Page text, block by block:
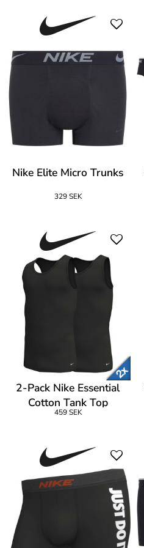
Nike Elite Micro Trunks
329 SEK
2-Pack Nike Essential
Cotton Tank Top
459 SEK